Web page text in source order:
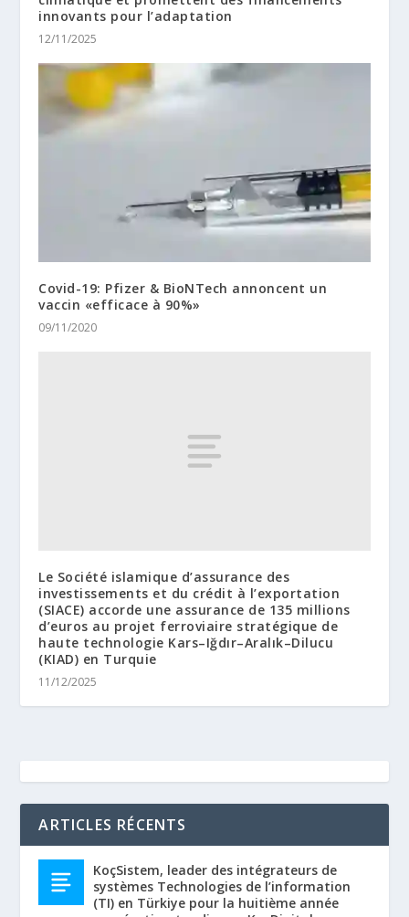
innovants pour l’adaptation
12/11/2025
Covid-19: Pfizer & BioNTech annoncent un
vaccin «efficace à 90%»
09/11/2020
Le Société islamique d’assurance des
investissements et du crédit à l’exportation
(SIACE) accorde une assurance de 135 millions
d’euros au projet ferroviaire stratégique de
haute technologie Kars–Iğdır–Aralık–Dilucu
(KIAD) en Turquie
11/12/2025
ARTICLES RÉCENTS
KoçSistem, leader des intégrateurs de
systèmes Technologies de l’information
(TI) en Türkiye pour la huitième année